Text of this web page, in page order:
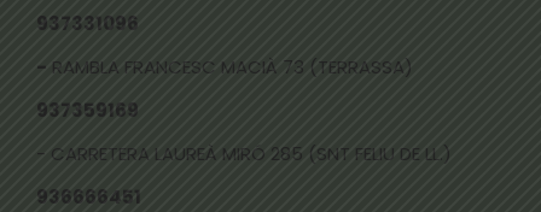
937331096
- RAMBLA FRANCESC MACIÀ 73 (TERRASSA)
937359169
- CARRETERA LAUREÀ MIRÓ 285 (SNT FELIU DE LL.)
936666451